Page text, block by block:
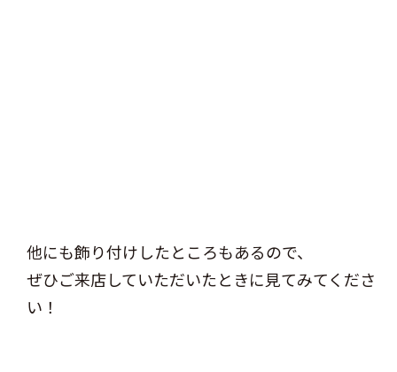
他にも飾り付けしたところもあるので、
ぜひご来店していただいたときに見てみてくださ
い！